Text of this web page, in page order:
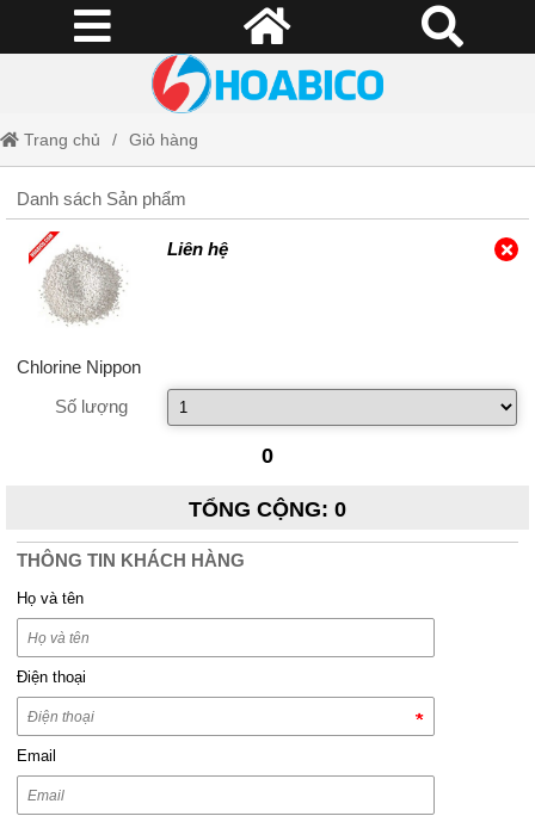
Trang chủ Giỏ hàng
Danh sách Sản phẩm
Liên hệ
Chlorine Nippon
Số lượng
0
TỔNG CỘNG: 0
THÔNG TIN KHÁCH HÀNG
Họ và tên
Điện thoại
Email